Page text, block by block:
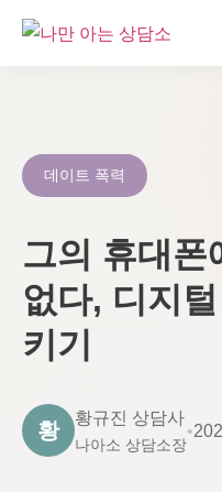
데이트 폭력
그의 휴대폰
없다, 디지
키기
황
황규진 상담사
나아소 상담소장
•